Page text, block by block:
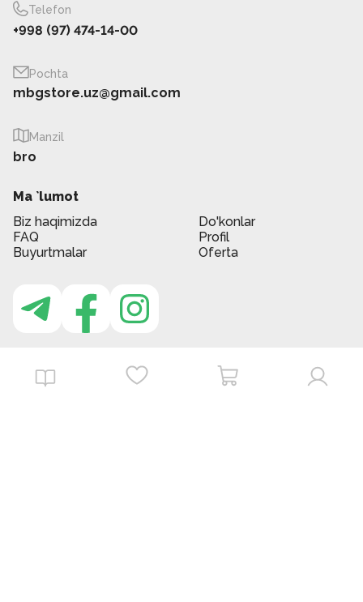
Telefon
+998 (97) 474-14-00
Pochta
mbgstore.uz@gmail.com
Manzil
bro
Ma `lumot
Biz haqimizda
Do'konlar
FAQ
Profil
Buyurtmalar
Oferta
MBG do'kon ilovasi